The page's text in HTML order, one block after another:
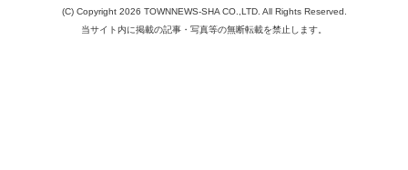
(C) Copyright 2026 TOWNNEWS-SHA CO.,LTD. All Rights Reserved.
当サイト内に掲載の記事・写真等の無断転載を禁止します。